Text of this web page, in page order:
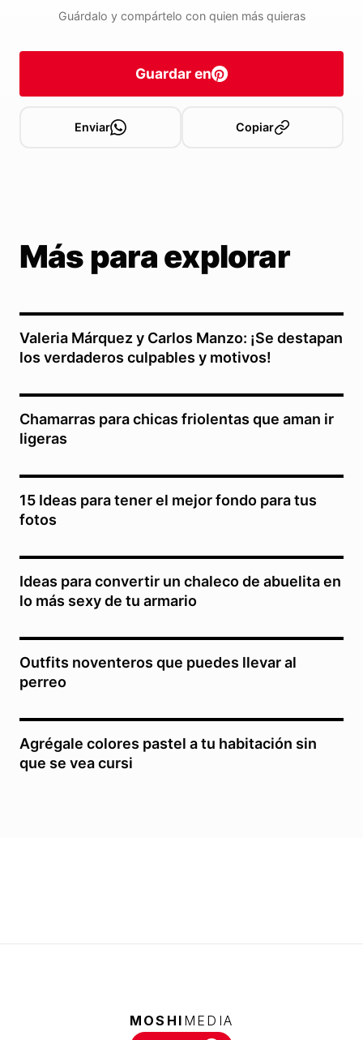
Guárdalo y compártelo con quien más quieras
Guardar en
Enviar Copiar
Más para explorar
Valeria Márquez y Carlos Manzo: ¡Se destapan
los verdaderos culpables y motivos!
Chamarras para chicas friolentas que aman ir
ligeras
15 Ideas para tener el mejor fondo para tus
fotos
Ideas para convertir un chaleco de abuelita en
lo más sexy de tu armario
Outfits noventeros que puedes llevar al
perreo
Agrégale colores pastel a tu habitación sin
que se vea cursi
MOSHI MEDIA